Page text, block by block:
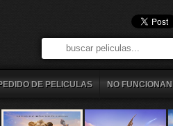
DE PELICULAS NO FUNCIONAN